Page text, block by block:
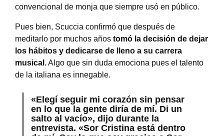
convencional de monja que siempre usó en público.
Pues bien, Scuccia confirmó que después de
meditarlo por muchos años tomó la decisión de dejar
los hábitos y dedicarse de lleno a su carrera
musical.Algo que sin duda emociona pues el talento
de la italiana es innegable.
«Elegí seguir mi corazón sin pensar
en lo que la gente diría de mí. Di un
salto al vacío», dijo durante la
entrevista. «Sor Cristina está dentro